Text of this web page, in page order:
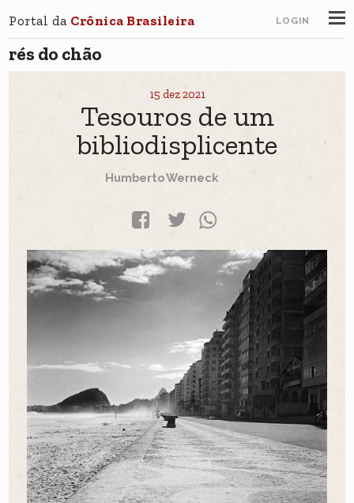
Portal da Crônica Brasileira LOGIN
rés do chão
15 dez 2021
Tesouros de um
bibliodisplicente
Humberto Werneck